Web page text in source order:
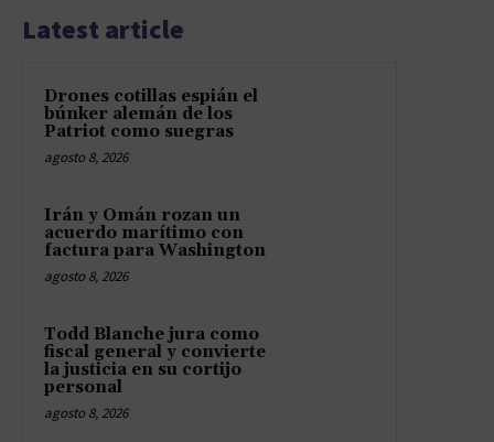
Latest article
Drones cotillas espián el
búnker alemán de los
Patriot como suegras
agosto 8, 2026
Irán y Omán rozan un
acuerdo marítimo con
factura para Washington
agosto 8, 2026
Todd Blanche jura como
fiscal general y convierte
la justicia en su cortijo
personal
agosto 8, 2026